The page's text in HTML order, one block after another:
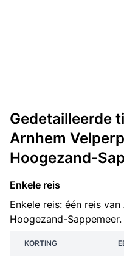
Gedetailleerde
Arnhem
Hoogezand-
Enkele reis
Enkele reis: één reis
Hoogezand-Sappemeer.
KORTING